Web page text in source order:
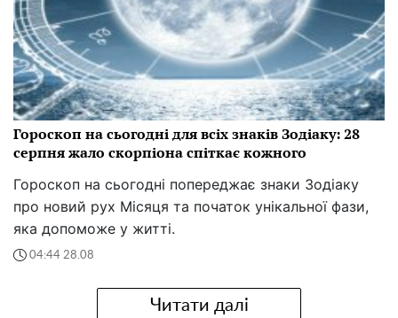
Гороскоп на сьогодні для всіх знаків Зодіаку: 28
серпня жало скорпіона спіткає кожного
Гороскоп на сьогодні попереджає знаки Зодіаку
про новий рух Місяця та початок унікальної фази,
яка допоможе у житті.
04:44 28.08
Читати далі